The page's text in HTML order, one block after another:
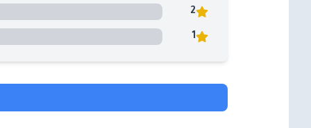
2
1